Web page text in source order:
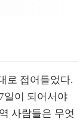
로 접어들었다.
일이 되어서야
사람들은 무엇